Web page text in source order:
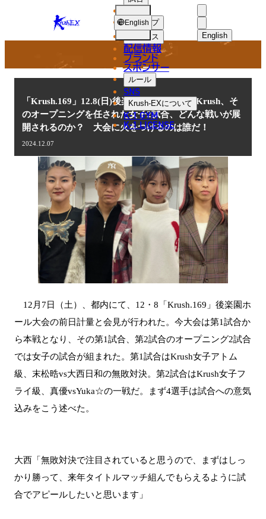
KRUSH-
EX
English
한국어
中文（简体
ショップ
ニュース
配信情報
ブランド
スポンサー
ルール
SNS
Krush-EXについて
K-1 GYM
K-1 LICENSE
English
NEWS
ニュース
「Krush.169」12.8(日)後楽園 2024年最後のKrush、そ
のオープニングを任された女子2試合、どんな戦いが展
開されるのか？ 大会に火をつけるのは誰だ！
2024.12.07
12月7日（土）、都内にて、12・8「Krush.169」後楽園ホ
ール大会の前日計量と会見が行われた。今大会は第1試合か
ら本戦となり、その第1試合、第2試合のオープニング2試合
では女子の試合が組まれた。第1試合はKrush女子アトム
級、末松晧vs大西日和の無敗対決。第2試合はKrush女子フ
ライ級、真優vsYuka☆の一戦だ。まず4選手は試合への意気
込みをこう述べた。
大西「無敗対決で注目されていると思うので、まずはしっ
かり勝って、来年タイトルマッチ組んでもらえるように試
合でアピールしたいと思います」